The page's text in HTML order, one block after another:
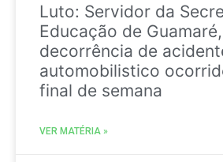
Luto: Servidor da
Educação de
decorrência de
automobilistico
final de semana
VER MATÉRIA »